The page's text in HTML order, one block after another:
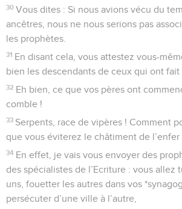
30 Vous dites : Si nous avions vécu du
ancêtres, nous ne nous serions pas
les prophètes.
31 En disant cela, vous attestez vous-
bien les descendants de ceux qui ont fait
32 Eh bien, ce que vos pères ont
comble !
33 Serpents, race de vipères ! Comment
que vous éviterez le châtiment de l’enfer
34 En effet, je vais vous envoyer des
des spécialistes de l’Ecriture : vous allez
uns, fouetter les autres dans vos
persécuter d’une ville à l’autre,